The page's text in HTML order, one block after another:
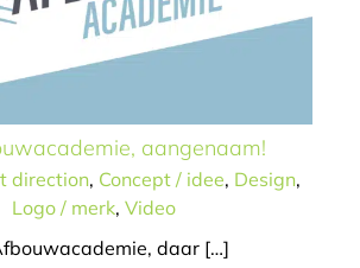
aangenaam!
direction, Concept / idee, Design,
Logo / merk, Video
daar […]
It Jazz
Campagne Concept / idee Design
Logo /
merk Tekst Website